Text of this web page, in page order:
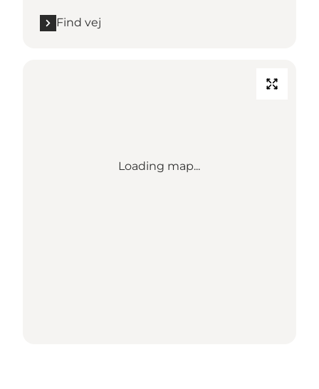
Find vej
Loading map...